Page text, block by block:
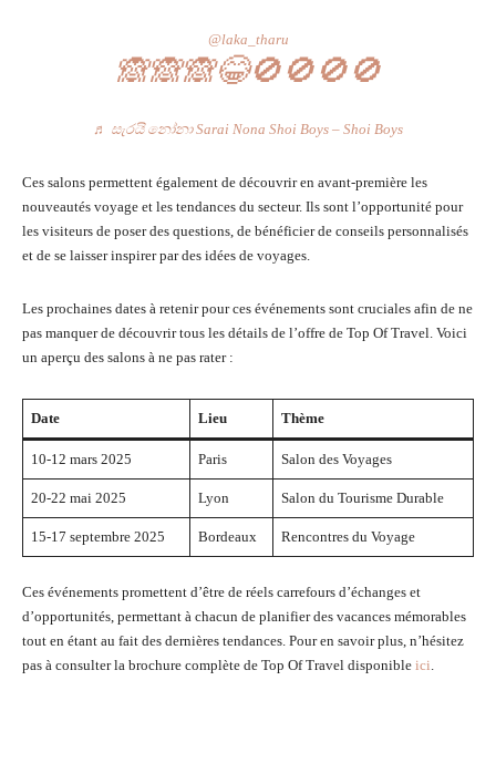
@laka_tharu
🙈🙈🙈😂🚫🚫🚫🚫
♬ සැරයි නෝනා Sarai Nona Shoi Boys – Shoi Boys
Ces salons permettent également de découvrir en avant-première les
nouveautés voyage et les tendances du secteur. Ils sont l’opportunité pour
les visiteurs de poser des questions, de bénéficier de conseils personnalisés
et de se laisser inspirer par des idées de voyages.
Les prochaines dates à retenir pour ces événements sont cruciales afin de ne
pas manquer de découvrir tous les détails de l’offre de Top Of Travel. Voici
un aperçu des salons à ne pas rater :
Date Lieu Thème
10-12 mars 2025 Paris Salon des Voyages
20-22 mai 2025 Lyon Salon du Tourisme Durable
15-17 septembre 2025 Bordeaux Rencontres du Voyage
Ces événements promettent d’être de réels carrefours d’échanges et
d’opportunités, permettant à chacun de planifier des vacances mémorables
tout en étant au fait des dernières tendances. Pour en savoir plus, n’hésitez
pas à consulter la brochure complète de Top Of Travel disponible ici.